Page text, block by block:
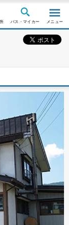
バス・マイカー メニュー